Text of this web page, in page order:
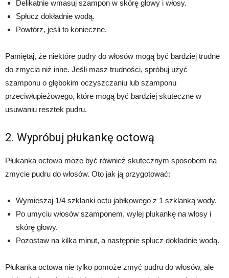
Delikatnie wmasuj szampon w skórę głowy i włosy.
Spłucz dokładnie wodą.
Powtórz, jeśli to konieczne.
Pamiętaj, że niektóre pudry do włosów mogą być bardziej trudne
do zmycia niż inne. Jeśli masz trudności, spróbuj użyć
szamponu o głębokim oczyszczaniu lub szamponu
przeciwłupieżowego, które mogą być bardziej skuteczne w
usuwaniu resztek pudru.
2. Wypróbuj płukankę octową
Płukanka octowa może być również skutecznym sposobem na
zmycie pudru do włosów. Oto jak ją przygotować:
Wymieszaj 1/4 szklanki octu jabłkowego z 1 szklanką wody.
Po umyciu włosów szamponem, wylej płukankę na włosy i
skórę głowy.
Pozostaw na kilka minut, a następnie spłucz dokładnie wodą.
Płukanka octowa nie tylko pomoże zmyć pudru do włosów, ale